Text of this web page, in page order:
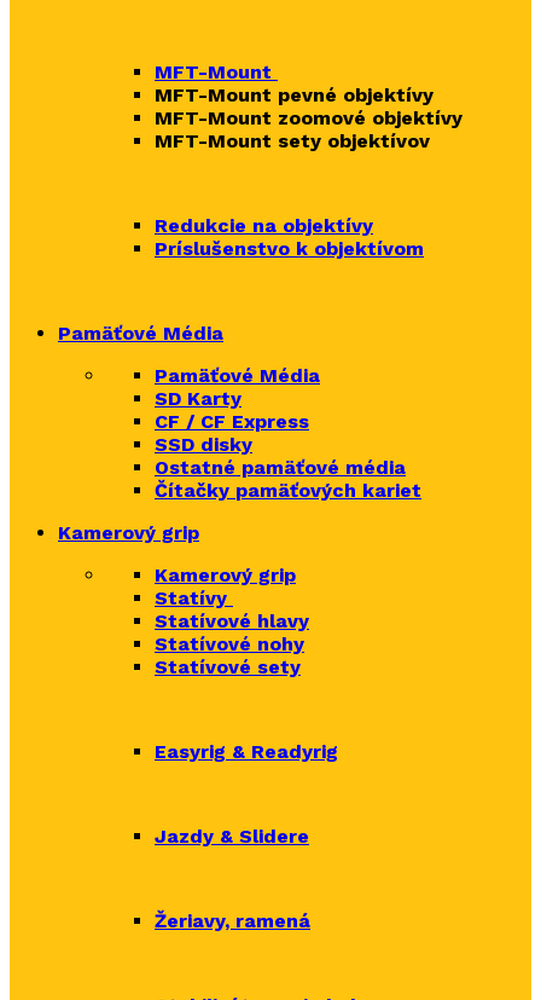
MFT-Mount
MFT-Mount pevné objektívy
MFT-Mount zoomové objektívy
MFT-Mount sety objektívov
Redukcie na objektívy
Príslušenstvo k objektívom
Pamäťové Média
Pamäťové Média
SD Karty
CF / CF Express
SSD disky
Ostatné pamäťové média
Čítačky pamäťových kariet
Kamerový grip
Kamerový grip
Statívy
Statívové hlavy
Statívové nohy
Statívové sety
Easyrig & Readyrig
Jazdy & Slidere
Žeriavy, ramená